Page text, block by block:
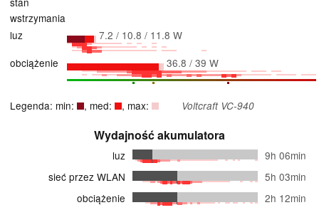
wstrzymania
luz
7.2 / 10.8 / 11.8 W
obciążenie
36.8 / 39 W
Legenda: min: , med: , max: Voltcraft VC-940
Wydajność akumulatora
luz
9h 06min
sieć przez WLAN
5h 03min
obciążenie
2h 12min